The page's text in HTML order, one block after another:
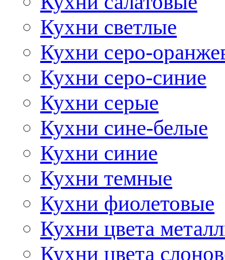
Кухни светлые
Кухни серо-
Кухни серо-синие
Кухни серые
Кухни сине-белые
Кухни синие
Кухни темные
Кухни фиолетовые
Кухни цвета
Кухни цвета